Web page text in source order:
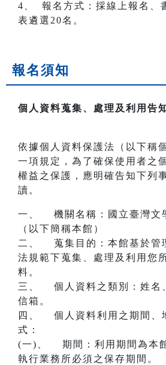
4、 報名方式：採線上報名、
表遴選20名。
報名須知
個人資料蒐集、處理及利用告
依據個人資料保護法（以下稱
一項規定，為了確保使用者之
權益之保護，應明確告知下列
讀。
一、 機關名稱：國立臺灣文
（以下簡稱本館）
二、 蒐集目的：本館基於管
法規範下蒐集、處理及利用您
料。
三、 個人資料之類別：姓名
信箱。
四、 個人資料利用之期間、
式：
(一)、 期間：利用期間為本
執行業務所必須之保存期間。